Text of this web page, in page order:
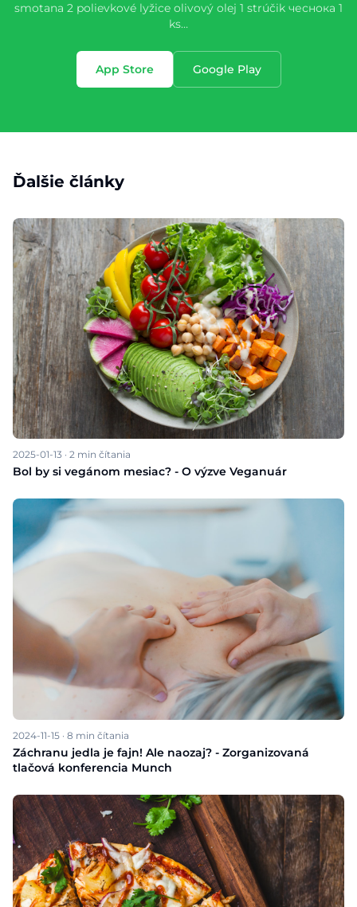
smotana 2 polievkové lyžice olivový olej 1 strúčik чеснока 1
ks…
App Store Google Play
Ďalšie články
2025-01-13 · 2 min čítania
Bol by si vegánom mesiac? - O výzve Veganuár
2024-11-15 · 8 min čítania
Záchranu jedla je fajn! Ale naozaj? - Zorganizovaná
tlačová konferencia Munch